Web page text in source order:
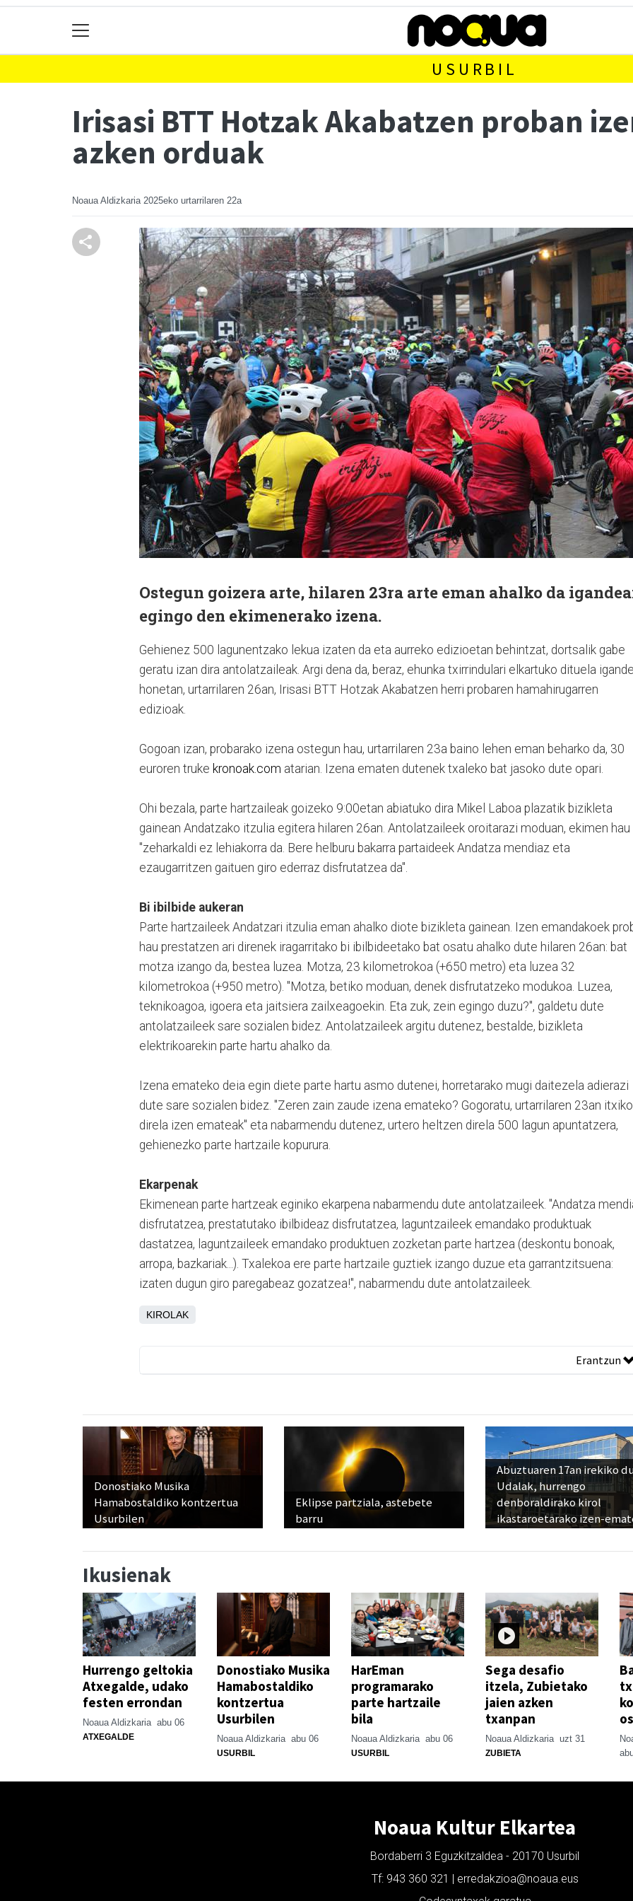
USURBIL
Irisasi BTT Hotzak Akabatzen proban
azken orduak
Noaua Aldizkaria 2025eko urtarrilaren 22a
Ostegun goizera arte, hilaren 23ra arte eman ahalko da
egingo den ekimenerako izena.
Gehienez 500 lagunentzako lekua izaten da eta aurreko edizioetan behintzat, dortsalik gabe
geratu izan dira antolatzaileak. Argi dena da, beraz, ehunka txirrindulari elkartuko dituela
honetan, urtarrilaren 26an, Irisasi BTT Hotzak Akabatzen herri probaren hamahirugarren
edizioak.
Gogoan izan, probarako izena ostegun hau, urtarrilaren 23a baino lehen eman beharko da, 30
euroren truke kronoak.com atarian. Izena ematen dutenek txaleko bat jasoko dute opari.
Ohi bezala, parte hartzaileak goizeko 9:00etan abiatuko dira Mikel Laboa plazatik bizikleta
gainean Andatzako itzulia egitera hilaren 26an. Antolatzaileek oroitarazi moduan, ekimen hau
"zeharkaldi ez lehiakorra da. Bere helburu bakarra partaideek Andatza mendiaz eta
ezaugarritzen gaituen giro ederraz disfrutatzea da".
Bi ibilbide aukeran
Parte hartzaileek Andatzari itzulia eman ahalko diote bizikleta gainean. Izen emandakoek
hau prestatzen ari direnek iragarritako bi ibilbideetako bat osatu ahalko dute hilaren 26an: bat
motza izango da, bestea luzea. Motza, 23 kilometrokoa (+650 metro) eta luzea 32
kilometrokoa (+950 metro). "Motza, betiko moduan, denek disfrutatzeko modukoa. Luzea,
teknikoagoa, igoera eta jaitsiera zailxeagoekin. Eta zuk, zein egingo duzu?", galdetu dute
antolatzaileek sare sozialen bidez. Antolatzaileek argitu dutenez, bestalde, bizikleta
elektrikoarekin parte hartu ahalko da.
Izena emateko deia egin diete parte hartu asmo dutenei, horretarako mugi daitezela adierazi
dute sare sozialen bidez. "Zeren zain zaude izena emateko? Gogoratu, urtarrilaren 23an itxiko
direla izen emateak" eta nabarmendu dutenez, urtero heltzen direla 500 lagun apuntatzera,
gehienezko parte hartzaile kopurura.
Ekarpenak
Ekimenean parte hartzeak eginiko ekarpena nabarmendu dute antolatzaileek. "Andatza
disfrutatzea, prestatutako ibilbideaz disfrutatzea, laguntzaileek emandako produktuak
dastatzea, laguntzaileek emandako produktuen zozketan parte hartzea (deskontu bonoak,
arropa, bazkariak...). Txalekoa ere parte hartzaile guztiek izango duzue eta garrantzitsuena:
izaten dugun giro paregabeaz gozatzea!", nabarmendu dute antolatzaileek.
KIROLAK
Erantzun
Donostiako Musika
Hamabostaldiko kontzertua
Usurbilen
Eklipse partziala, astebete
barru
Abuztuaren 17an irekiko
Udalak, hurrengo
denboraldirako kirol
ikastaroetarako izen-
Ikusienak
Hurrengo geltokia
Atxegalde, udako
festen errondan
Noaua Aldizkaria abu 06
ATXEGALDE
Donostiako Musika
Hamabostaldiko
kontzertua
Usurbilen
Noaua Aldizkaria abu 06
USURBIL
HarEman
programarako
parte hartzaile
bila
Noaua Aldizkaria abu 06
USURBIL
Sega desafio
itzela, Zubietako
jaien azken
txanpan
Noaua Aldizkaria uzt 31
ZUBIETA
Noaua Kultur Elkartea
Bordaberri 3 Eguzkitzaldea - 20170 Usurbil
Tf: 943 360 321 | erredakzioa@noaua.eus